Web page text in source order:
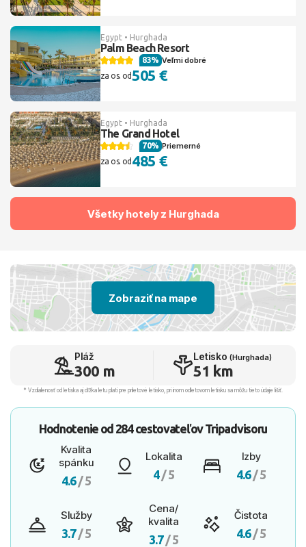
Egypt • Hurghada
Palm Beach Resort
Veľmi dobré
83%
za os. od505 €
Egypt • Hurghada
The Grand Hotel
Priemerné
70%
za os. od 485 €
Všetky hotely z Hurghada
Zobraziť na mape
Pláž
300 m
Letisko (Hurghada)
51 km
* Vzdialenosť od letiska aj dľžka letu platí pre príletové letisko, pri inom odletovom letisku sa môžu tieto údaje líšiť.
Hodnotenie od 284 cestovateľovTripadvisoru
Kvalita
spánku
4.6/ 5
Lokalita
4/ 5
Izby
4.6/ 5
Služby
3.7/ 5
Cena/
kvalita
3.7/ 5
Čistota
4.6/ 5